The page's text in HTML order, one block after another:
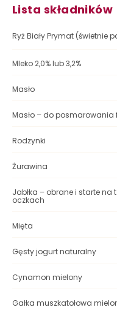
Lista składników
Ryż Biały Prymat (świetnie
Mleko 2,0% lub 3,2%
Masło
Masło – do posmarowania
Rodzynki
Żurawina
Jabłka – obrane i starte na
oczkach
Mięta
Gęsty jogurt naturalny
Cynamon mielony
Gałka muszkatołowa